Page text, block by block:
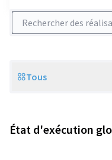
Rechercher des
Scope
Tous
État d'exécution